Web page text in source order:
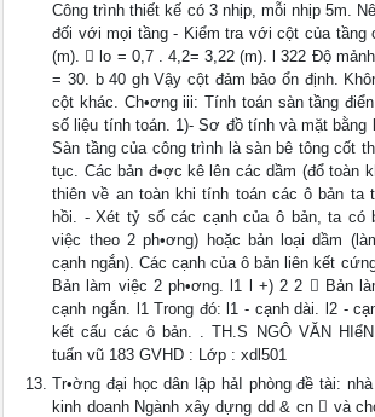
Công trình thiết kế có 3 nhịp, mỗi nhịp 5m.
đối với mọi tầng - Kiểm tra với cột của tầng
(m).  lo = 0,7 . 4,2= 3,22 (m). l 322 Độ
= 30. b 40 gh Vậy cột đảm bảo ổn định.
cột khác. Ch•ơng iii: Tính toán sàn tầng
số liệu tính toán. 1)- Sơ đồ tính và mặt bằng
Sàn tầng của công trình là sàn bê tông cốt
tục. Các bản đ•ợc kê lên các dầm (đổ toàn
thiên về an toàn khi tính toán các ô bản ta
hồi. - Xét tỷ số các cạnh của ô bản, ta có
việc theo 2 ph•ơng) hoặc bản loại dầm
cạnh ngắn). Các cạnh của ô bản liên kết
Bản làm việc 2 ph•ơng. l1 l +) 2 2  Bản
cạnh ngắn. l1 Trong đó: l1 - cạnh dài. l2 -
kết cấu các ô bản. . TH.S NGÔ VĂN
tuấn vũ 183 GVHD : Lớp : xdl501
Tr•ờng đại học dân lập hảI phòng đề tài:
kinh doanh Ngành xây dựng dd & cn  và